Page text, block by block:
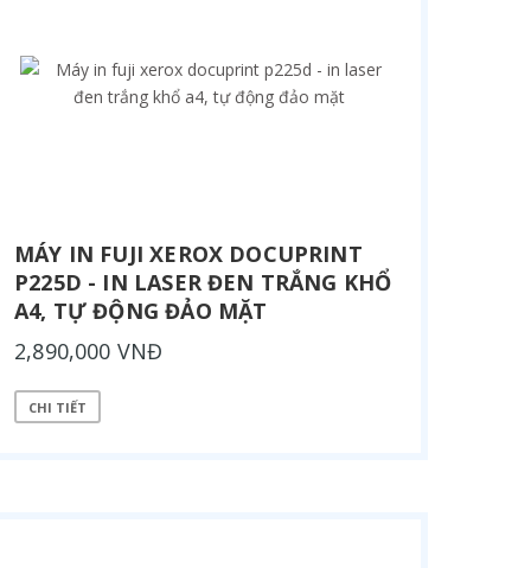
MÁY IN FUJI XEROX DOCUPRINT
P225D - IN LASER ĐEN TRẮNG KHỔ
A4, TỰ ĐỘNG ĐẢO MẶT
2,890,000 VNĐ
CHI TIẾT